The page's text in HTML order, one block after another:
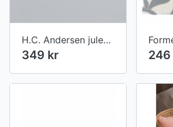
H.C. Andersen julepynt - Den grimme ælling (3 stk.)
349 kr